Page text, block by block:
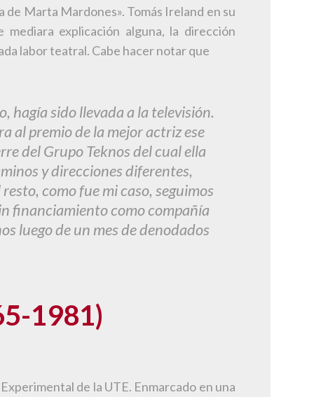
de Marta Mardones». Tomás Ireland en su
explicación alguna, la dirección
labor teatral. Cabe hacer notar que
hagía sido llevada a la televisión.
al premio de la mejor actriz ese
del Grupo Teknos del cual ella
y direcciones diferentes,
como fue mi caso, seguimos
financiamiento como compañía
luego de un mes de denodados
1981)
de la UTE. Enmarcado en una